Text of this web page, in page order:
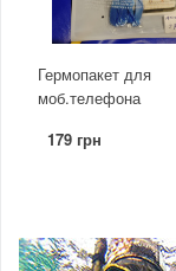
Гермопакет для
моб.телефона
179 грн